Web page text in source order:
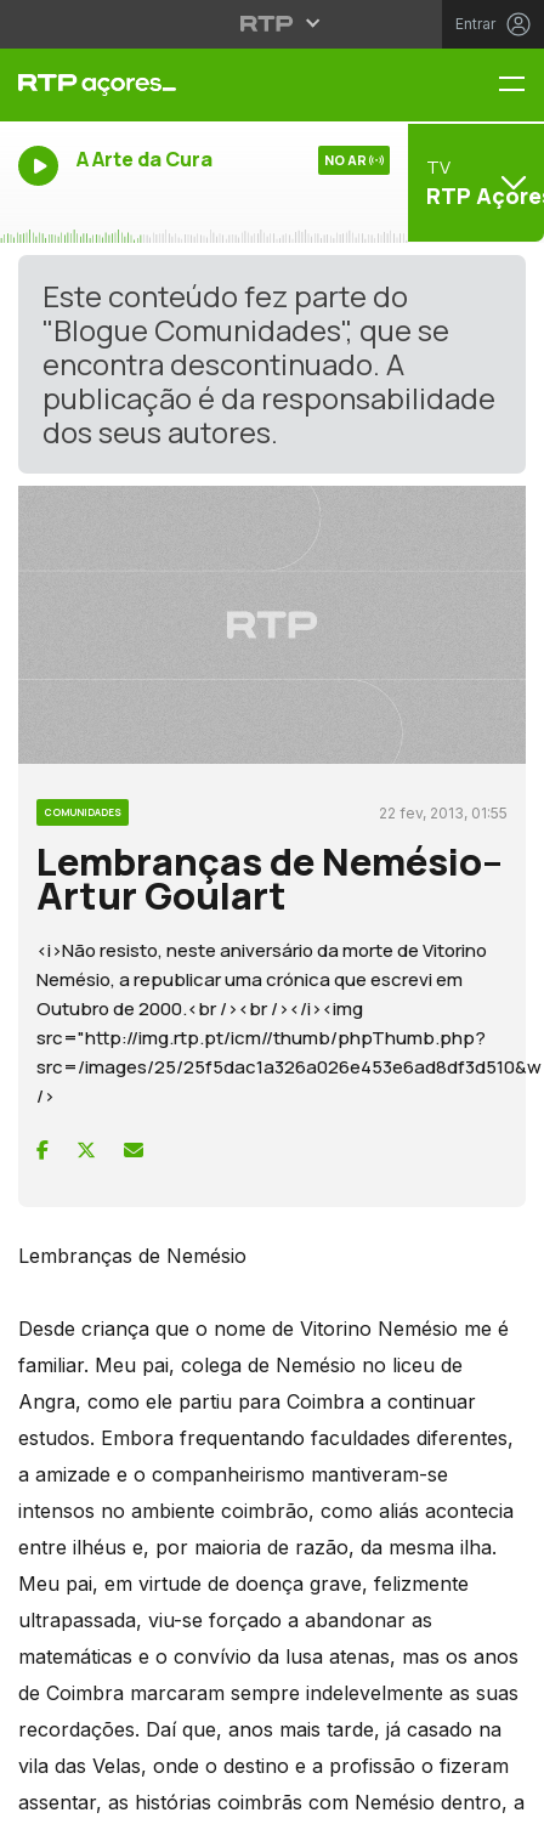
Entrar
A Arte da Cura NO AR TV
RTP
Este conteúdo fez parte do
"Blogue Comunidades", que se
encontra descontinuado. A
publicação é da responsabilidade
dos seus autores.
COMUNIDADES 22 fev, 2013, 01:55
Lembranças de Nemésio–
Artur Goulart
<i>Não resisto, neste aniversário da morte de Vitorino
Nemésio, a republicar uma crónica que escrevi em
Outubro de 2000.<br /><br /></i><img
src="http://img.rtp.pt/icm//thumb/phpThumb.php?
src=/images/25/
/>
Lembranças de Nemésio
Desde criança que o nome de Vitorino Nemésio me é
familiar. Meu pai, colega de Nemésio no liceu de
Angra, como ele partiu para Coimbra a continuar
estudos. Embora frequentando faculdades diferentes,
a amizade e o companheirismo mantiveram-se
intensos no ambiente coimbrão, como aliás acontecia
entre ilhéus e, por maioria de razão, da mesma ilha.
Meu pai, em virtude de doença grave, felizmente
ultrapassada, viu-se forçado a abandonar as
matemáticas e o convívio da lusa atenas, mas os anos
de Coimbra marcaram sempre indelevelmente as suas
recordações. Daí que, anos mais tarde, já casado na
vila das Velas, onde o destino e a profissão o fizeram
assentar, as histórias coimbrãs com Nemésio dentro, a